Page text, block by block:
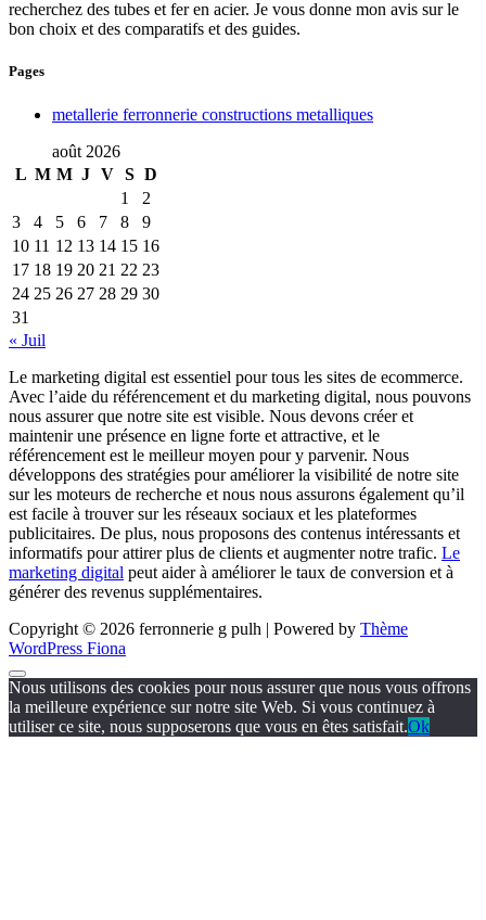
recherchez des tubes et fer en acier. Je vous donne mon avis sur le
bon choix et des comparatifs et des guides.
Pages
metallerie ferronnerie constructions metalliques
août 2026
L M M J V S D
1
2
3
4 5 6 7 8
9
10 11 12 13 14 15 16
17 18 19 20 21 22 23
24 25 26 27 28 29 30
31
« Juil
Le marketing digital est essentiel pour tous les sites de ecommerce.
Avec l’aide du référencement et du marketing digital, nous pouvons
nous assurer que notre site est visible. Nous devons créer et
maintenir une présence en ligne forte et attractive, et le
référencement est le meilleur moyen pour y parvenir. Nous
développons des stratégies pour améliorer la visibilité de notre site
sur les moteurs de recherche et nous nous assurons également qu’il
est facile à trouver sur les réseaux sociaux et les plateformes
publicitaires. De plus, nous proposons des contenus intéressants et
informatifs pour attirer plus de clients et augmenter notre trafic. Le
marketing digital peut aider à améliorer le taux de conversion et à
générer des revenus supplémentaires.
Copyright © 2026 ferronnerie g pulh | Powered by Thème
WordPress Fiona
Nous utilisons des cookies pour nous assurer que nous vous offrons
la meilleure expérience sur notre site Web. Si vous continuez à
utiliser ce site, nous supposerons que vous en êtes satisfait.Ok